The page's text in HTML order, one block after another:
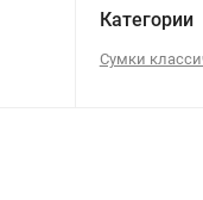
Категории
Сумки